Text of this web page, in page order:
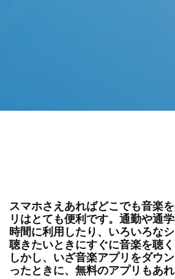
スマホさえあればどこでも音楽
リはとても便利です。通勤や通
時間に利用したり、いろいろな
聴きたいときにすぐに音楽を聴く
しかし、いざ音楽アプリをダウ
ったときに、無料のアプリもあ